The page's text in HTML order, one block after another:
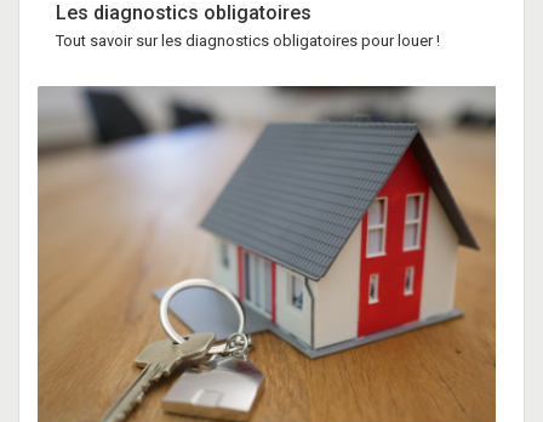
Les diagnostics obligatoires
Tout savoir sur les diagnostics obligatoires pour louer !